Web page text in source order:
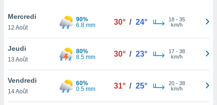
la
du
Mercredi
12 Août
90%
6.8 mm
30° / 24° 18- 35
km/h
Jeudi
13 Août
80%
8.5 mm
30° / 23° 17- 38
km/h
Vendredi
14 Août
60%
0.5 mm
31° / 25° 20- 38
km/h